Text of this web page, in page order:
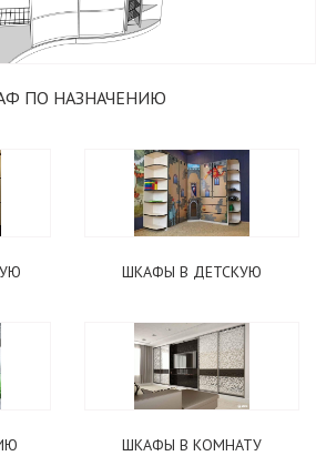
ПО НАЗНАЧЕНИЮ
ШКАФЫ В ДЕТСКУЮ
ШКАФЫ В КОМНАТУ